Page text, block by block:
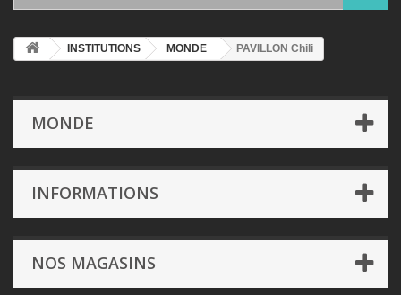
INSTITUTIONS MONDE PAVILLON Chili
MONDE
INFORMATIONS
NOS MAGASINS